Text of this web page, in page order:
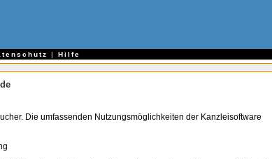
| Hilfe
Die umfassenden Nutzungsmöglichkeiten der Kanzleisoftware